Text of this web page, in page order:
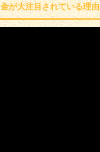
金が大注目されている理由